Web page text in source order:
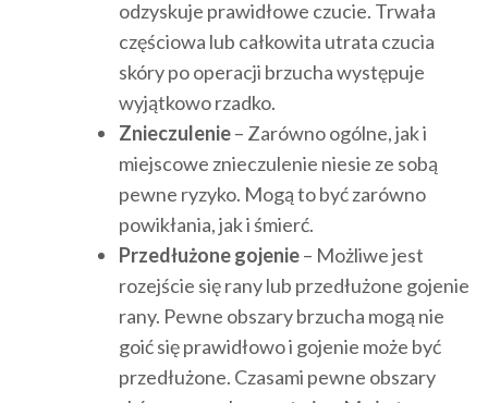
odzyskuje prawidłowe czucie. Trwała
częściowa lub całkowita utrata czucia
skóry po operacji brzucha występuje
wyjątkowo rzadko.
Znieczulenie– Zarówno ogólne, jak i
miejscowe znieczulenie niesie ze sobą
pewne ryzyko. Mogą to być zarówno
powikłania, jak i śmierć.
Przedłużone gojenie– Możliwe jest
rozejście się rany lub przedłużone gojenie
rany. Pewne obszary brzucha mogą nie
goić się prawidłowo i gojenie może być
przedłużone. Czasami pewne obszary